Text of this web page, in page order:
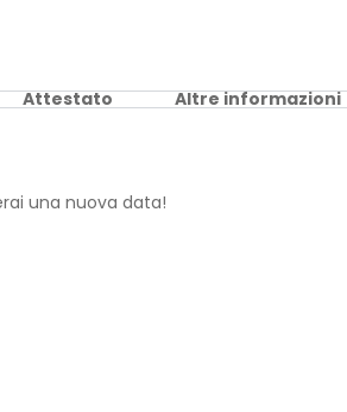
Attestato Altre informazioni
una nuova data!